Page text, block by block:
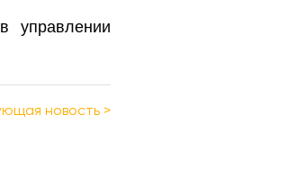
управлении
новость >